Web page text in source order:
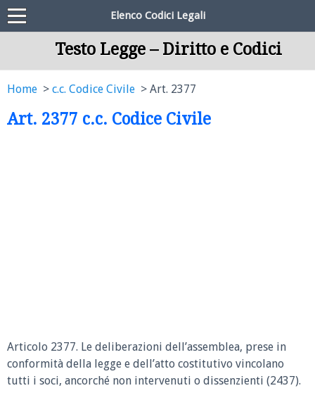
Elenco Codici Legali
Testo Legge – Diritto e Codici
Home c.c. Codice Civile Art. 2377
Art. 2377 c.c. Codice Civile
Articolo 2377. Le deliberazioni dell’assemblea, prese in
conformità della legge e dell’atto costitutivo vincolano
tutti i soci, ancorché non intervenuti o dissenzienti (2437).